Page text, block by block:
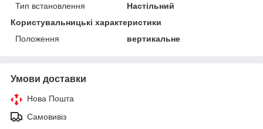
Тип встановлення
Настільний
Користувальницькі характеристики
Положення
вертикальне
Умови доставки
Нова Пошта
Самовивіз